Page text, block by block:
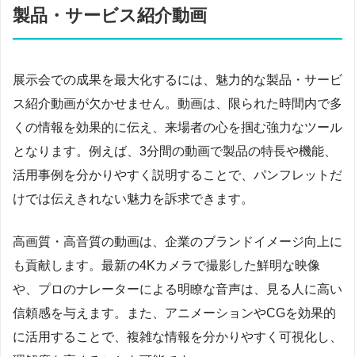
製品・サービス紹介動画
展示会での成果を最大化するには、魅力的な製品・サービ
ス紹介動画が欠かせません。動画は、限られた時間内で多
くの情報を効果的に伝え、来場者の心を掴む強力なツール
となります。例えば、3分間の動画で製品の特長や機能、
活用事例を分かりやすく説明することで、パンフレットだ
けでは伝えきれない魅力を訴求できます。
高画質・高音質の動画は、企業のブランドイメージ向上に
も貢献します。最新の4Kカメラで撮影した鮮明な映像
や、プロのナレーターによる明瞭な音声は、見る人に高い
信頼感を与えます。また、アニメーションやCGを効果的
に活用することで、複雑な情報を分かりやすく可視化し、